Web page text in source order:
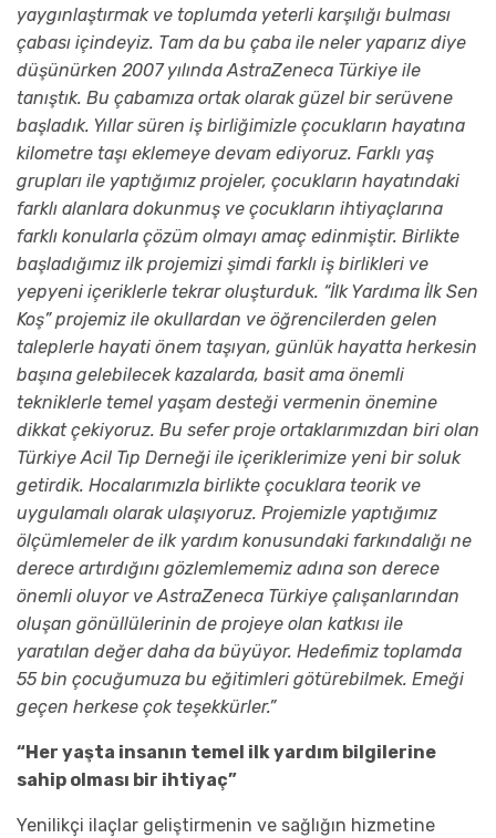
yaygınlaştırmak ve toplumda yeterli karşılığı bulması
çabası içindeyiz. Tam da bu çaba ile neler yaparız diye
düşünürken 2007 yılında AstraZeneca Türkiye ile
tanıştık. Bu çabamıza ortak olarak güzel bir serüvene
başladık. Yıllar süren iş birliğimizle çocukların hayatına
kilometre taşı eklemeye devam ediyoruz. Farklı yaş
grupları ile yaptığımız projeler, çocukların hayatındaki
farklı alanlara dokunmuş ve çocukların ihtiyaçlarına
farklı konularla çözüm olmayı amaç edinmiştir. Birlikte
başladığımız ilk projemizi şimdi farklı iş birlikleri ve
yepyeni içeriklerle tekrar oluşturduk. “İlk Yardıma İlk Sen
Koş” projemiz ile okullardan ve öğrencilerden gelen
taleplerle hayati önem taşıyan, günlük hayatta herkesin
başına gelebilecek kazalarda, basit ama önemli
tekniklerle temel yaşam desteği vermenin önemine
dikkat çekiyoruz. Bu sefer proje ortaklarımızdan biri olan
Türkiye Acil Tıp Derneği ile içeriklerimize yeni bir soluk
getirdik. Hocalarımızla birlikte çocuklara teorik ve
uygulamalı olarak ulaşıyoruz. Projemizle yaptığımız
ölçümlemeler de ilk yardım konusundaki farkındalığı ne
derece artırdığını gözlemlememiz adına son derece
önemli oluyor ve AstraZeneca Türkiye çalışanlarından
oluşan gönüllülerinin de projeye olan katkısı ile
yaratılan değer daha da büyüyor. Hedefimiz toplamda
55 bin çocuğumuza bu eğitimleri götürebilmek. Emeği
geçen herkese çok teşekkürler.”
“Her yaşta insanın temel ilk yardım bilgilerine
sahip olması bir ihtiyaç”
Yenilikçi ilaçlar geliştirmenin ve sağlığın hizmetine